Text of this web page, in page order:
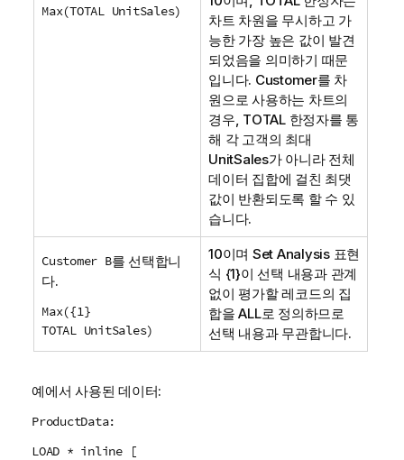
Max(TOTAL UnitSales)
차트 차원을 무시하고 가
능한 가장 높은 값이 발견
되었음을 의미하기 때문
입니다. Customer를 차
원으로 사용하는 차트의
경우, TOTAL한정자를 통
해 각 고객의 최대
UnitSales가 아니라 전체
데이터 집합에 걸친 최댓
값이 반환되도록 할 수 있
습니다.
Customer B를 선택합니
다.
Max({1}
TOTAL UnitSales)
10이며 Set Analysis표현
식 {1}이 선택 내용과 관계
없이 평가할 레코드의 집
합을ALL로 정의하므로
선택 내용과 무관합니다.
예에서 사용된 데이터:
ProductData:
LOAD * inline [